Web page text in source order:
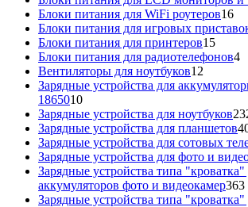
Блоки питания для WiFi роутеров1616
Блоки питания для игровых
Блоки питания для принтеров1515
Блоки питания для радиотелефонов44
Вентиляторы для ноутбуков12
товаров
Зарядные устройства для
186501010
товаров
Зарядные устройства для ноутбуков
Зарядные устройства для планшетов
Зарядные устройства для сотовых
Зарядные устройства для фото и
Зарядные устройства типа "кроватка"
аккумуляторов фото и видеокамер363
Зарядные устройства типа "кроватка"